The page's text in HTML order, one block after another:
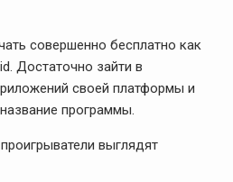
совершенно бесплатно как
Достаточно зайти в
своей платформы и
программы.
выглядят